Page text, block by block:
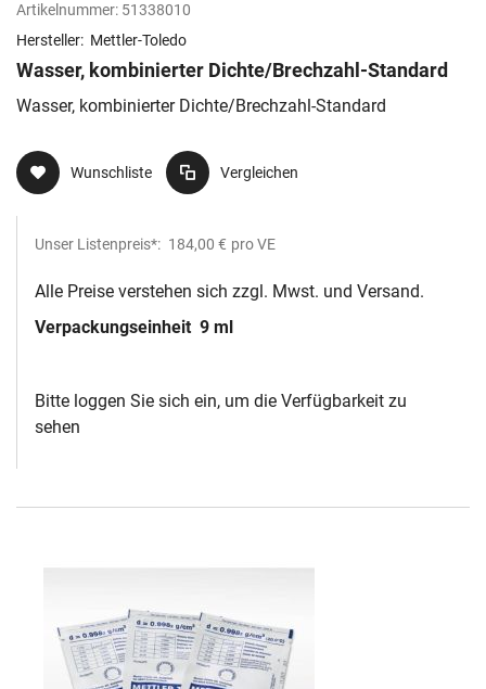
Artikelnummer: 51338010
Hersteller: Mettler-Toledo
Wasser, kombinierter Dichte/Brechzahl-Standard
Wasser, kombinierter Dichte/Brechzahl-Standard
Wunschliste Vergleichen
Unser Listenpreis*: 184,00 € pro VE
Alle Preise verstehen sich zzgl. Mwst. und Versand.
Verpackungseinheit 9 ml
Bitte loggen Sie sich ein, um die Verfügbarkeit zu
sehen